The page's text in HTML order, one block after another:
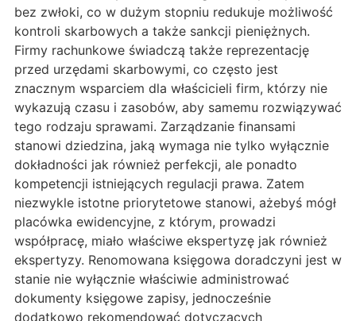
bez zwłoki, co w dużym stopniu redukuje możliwość
kontroli skarbowych a także sankcji pieniężnych.
Firmy rachunkowe świadczą także reprezentację
przed urzędami skarbowymi, co często jest
znacznym wsparciem dla właścicieli firm, którzy nie
wykazują czasu i zasobów, aby samemu rozwiązywać
tego rodzaju sprawami. Zarządzanie finansami
stanowi dziedzina, jaką wymaga nie tylko wyłącznie
dokładności jak również perfekcji, ale ponadto
kompetencji istniejących regulacji prawa. Zatem
niezwykle istotne priorytetowe stanowi, ażebyś mógł
placówka ewidencyjne, z którym, prowadzi
współpracę, miało właściwe ekspertyzę jak również
ekspertyzy. Renomowana księgowa doradczyni jest w
stanie nie wyłącznie właściwie administrować
dokumenty księgowe zapisy, jednocześnie
dodatkowo rekomendować dotyczących